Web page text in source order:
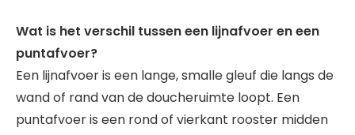
Wat is het verschil tussen een lijnafvoer en een
puntafvoer?
Een lijnafvoer is een lange, smalle gleuf die langs de
wand of rand van de doucheruimte loopt. Een
puntafvoer is een rond of vierkant rooster midden